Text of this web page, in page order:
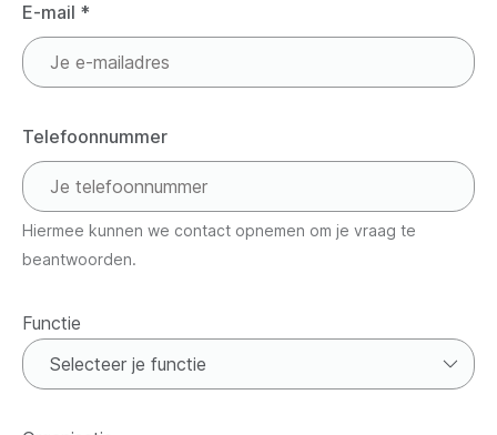
E-mail *
Telefoonnummer
Hiermee kunnen we contact opnemen om je vraag te
beantwoorden.
Functie
Functie